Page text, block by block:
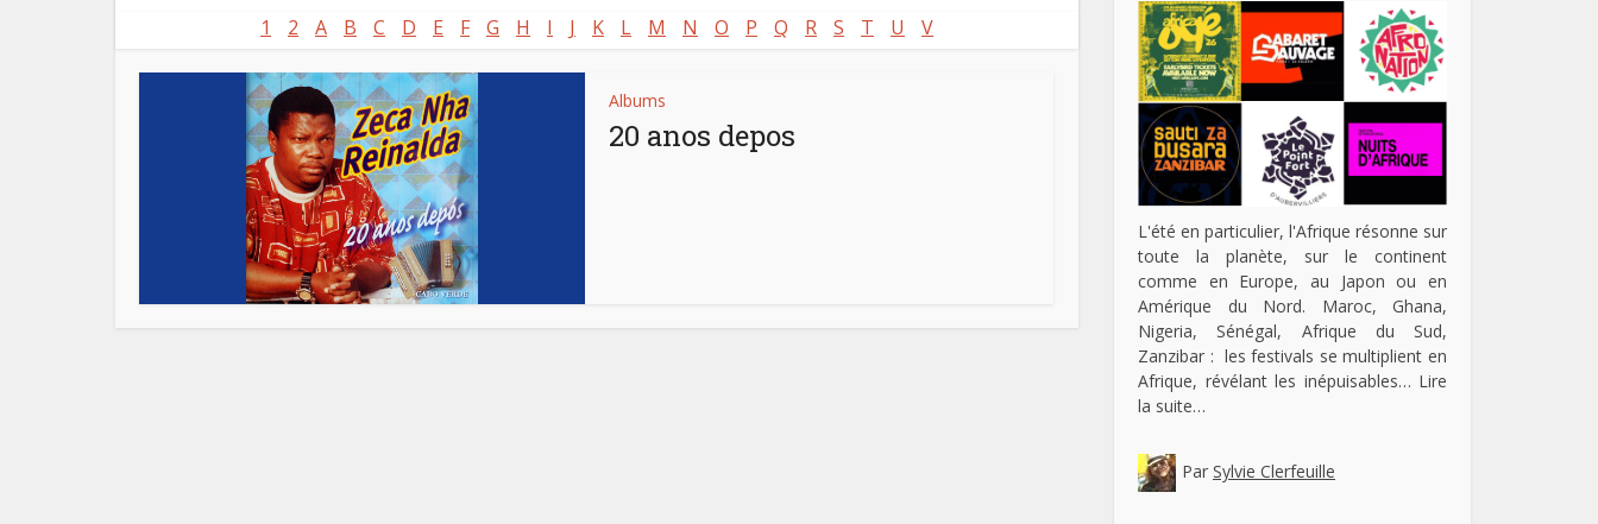
1 2 A B C D E F G H I J K L M N O P Q R S T U V
Albums
20 anos depos
L'été en particulier, l'Afrique résonne sur
toute la planète, sur le continent
comme en Europe, au Japon ou en
Amérique du Nord. Maroc, Ghana,
Nigeria, Sénégal, Afrique du Sud,
Zanzibar : les festivals se multiplient en
Afrique, révélant les inépuisables… Lire
la suite…
Par Sylvie Clerfeuille